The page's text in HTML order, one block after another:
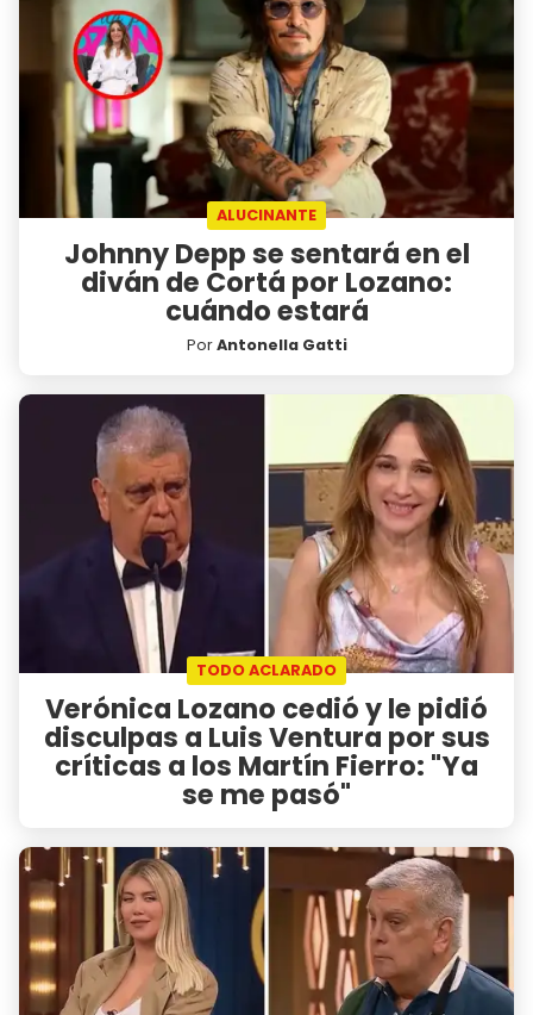
ALUCINANTE
Johnny Depp se sentará en el
diván de Cortá por Lozano:
cuándo estará
PorAntonella Gatti
TODO ACLARADO
Verónica Lozano cedió y le pidió
disculpas a Luis Ventura por sus
críticas a los Martín Fierro: "Ya
se me pasó"